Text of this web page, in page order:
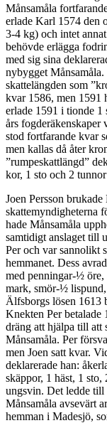
Månsamåla
erlade Karl 1574 den
3-4 kg) och intet
behövde erlägga
med sig sina
nybygget
skattelängden som
kvar 1586, men 1591
erlade 1591 i tionde
års fogderäkenskaper
stod fortfarande kvar
men kallas då åter
”rumpeskattlängd”
kor, 1 sto och 2 tunnor
Joen Persson
skattemyndigheterna
hade Månsamåla
samtidigt anslaget till
Per och var sannolikt
hemmanet. Dess
med penningar-½
mark, smör-½
Älfsborgs lösen 1613
Knekten Per betalade
dräng att hjälpa till att
Månsamåla. Per
men Joen satt kvar.
deklarerade han:
skäppor, 1 häst, 1
ungsvin. Det ledde
Månsamåla avsevärt
hemman i Madesjö,